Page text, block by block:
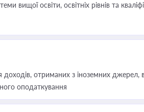
вищої освіти, освітніх рівнів та
доходів, отриманих з іноземних джерел,
оподаткування